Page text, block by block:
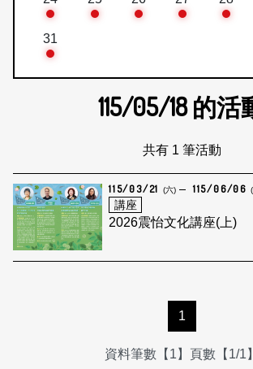
31
115/05/18的活
共有 1 筆活動
115/03/21 (六) 115/06/06
講座
2026震怡文化講座(上)
1
資料筆數【1】頁數【1/1】